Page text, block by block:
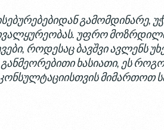
გამომდინარე,
უფრო
როდესაც ბავშვი ავლენს
ხასიათი, ეს
მიმართოთ